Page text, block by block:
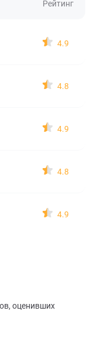
Рейтинг
4.9
4.8
4.9
4.8
4.9
оценивших